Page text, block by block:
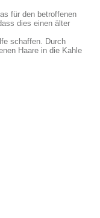
für den betroffenen
dies einen älter
schaffen. Durch
Haare in die Kahle